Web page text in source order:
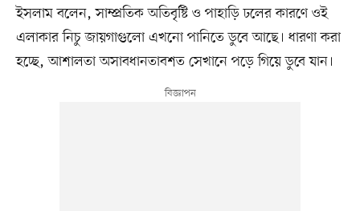
ইসলাম বলেন, সাম্প্রতিক অতিবৃষ্টি ও পাহাড়ি ঢলের কারণে ওই
এলাকার নিচু জায়গাগুলো এখনো পানিতে ডুবে আছে। ধারণা করা
হচ্ছে, আশালতা অসাবধানতাবশত সেখানে পড়ে গিয়ে ডুবে যান।